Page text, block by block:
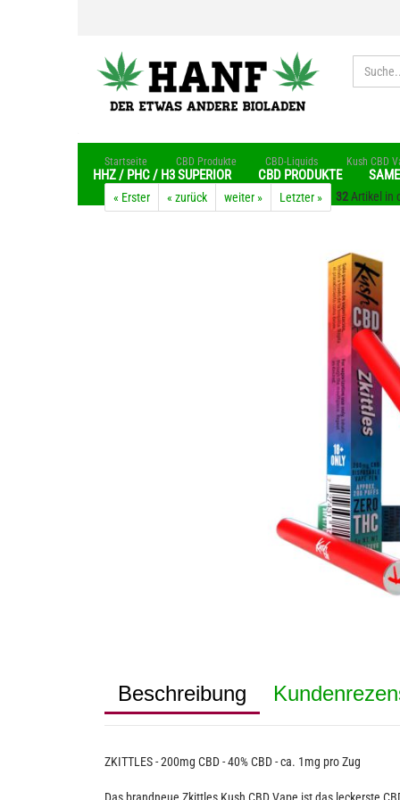
HHZ / PHC / H3 SUPERIOR CBD PRODUKTE
Startseite CBD Produkte CBD-Liquids Kush CBD
« Erster « zurück weiter » Letzter » 32Artikel in
Beschreibung
ZKITTLES - 200mg CBD - 40% CBD - ca. 1mg pro Zug